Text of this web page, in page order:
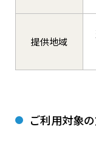
提供地域
ご利⽤対象